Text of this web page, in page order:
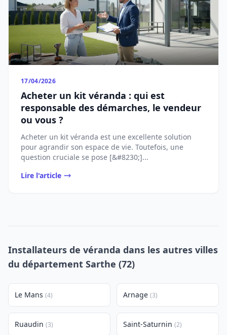
17/04/2026
Acheter un kit véranda : qui est
responsable des démarches, le vendeur
ou vous ?
Acheter un kit véranda est une excellente solution
pour agrandir son espace de vie. Toutefois, une
question cruciale se pose [&#8230;]...
Lire l'article
Installateurs de véranda dans les autres villes
du département Sarthe (72)
Le Mans (4) Arnage (3)
Ruaudin (3) Saint-Saturnin (2)